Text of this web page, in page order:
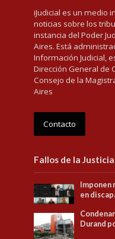
iJudicial es un medio
noticias sobre los
instancia del Poder
Aires. Está
Información Judicial,
Dirección General de
Consejo de la
Aires
Contacto
Fallos de la
Imponen
en
Durand